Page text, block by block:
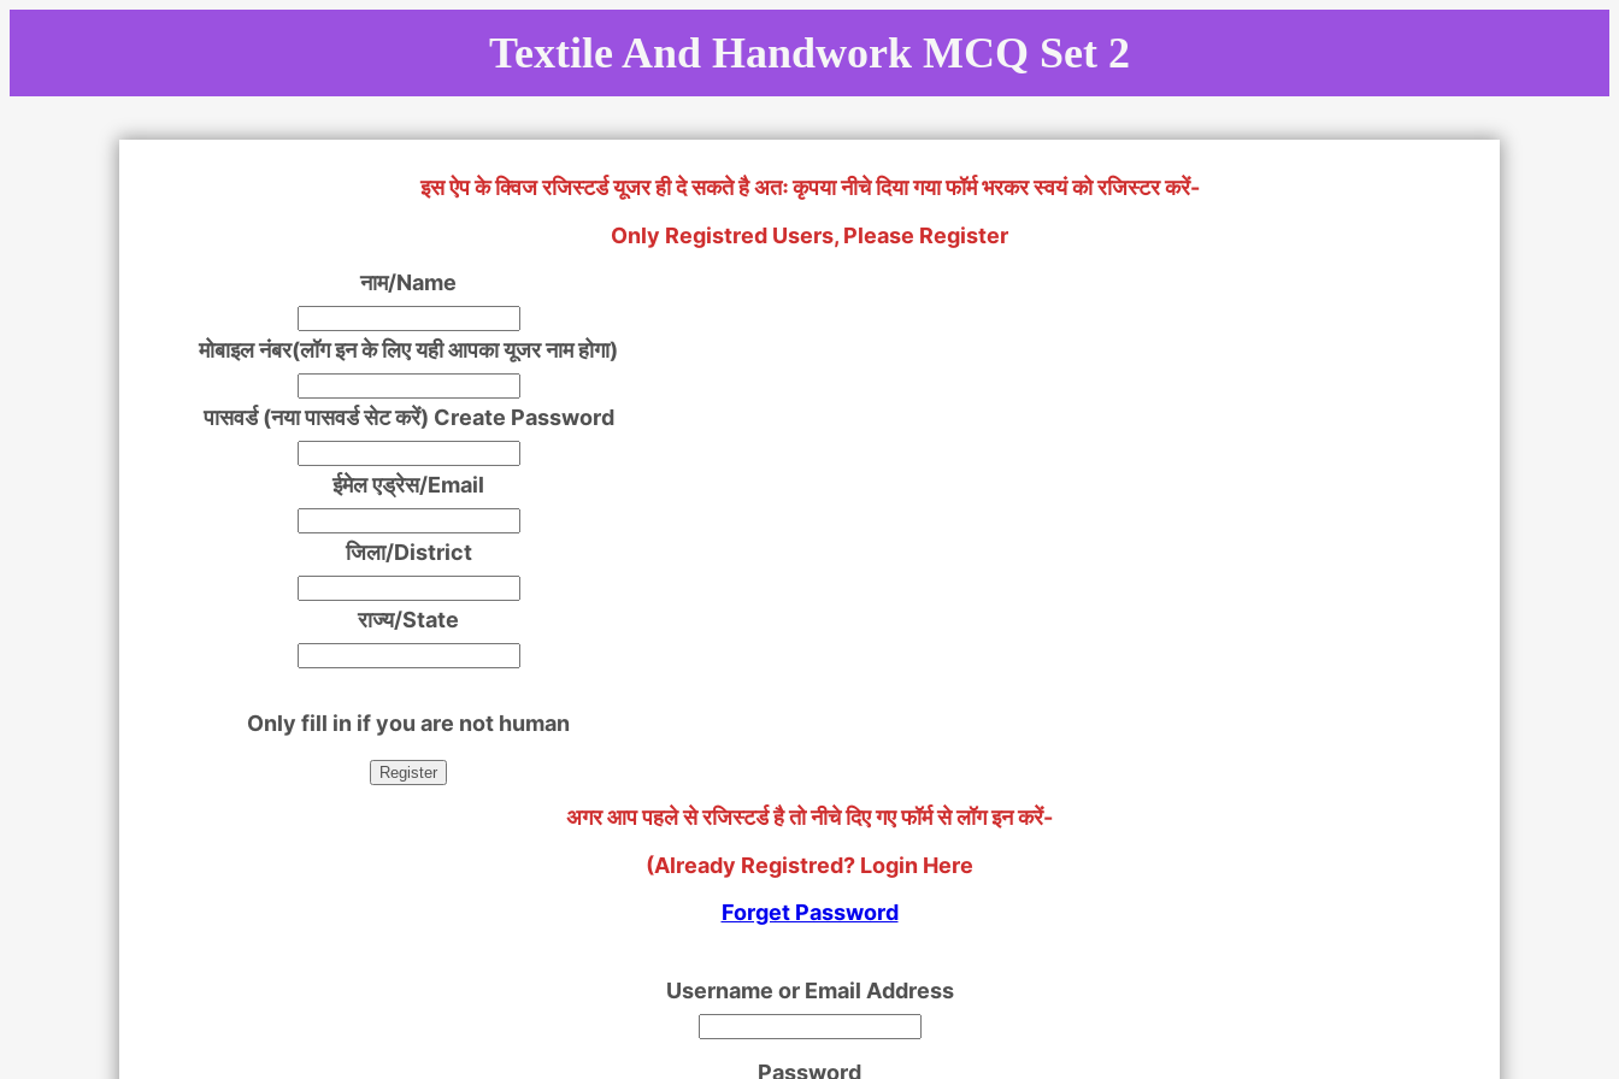
content
Textile And Handwork MCQ Set 2
इस ऐप के क्विज रजिस्टर्ड यूजर ही दे सकते है अतः कृपया नीचे दिया गया फॉर्म भरकर स्वयं को रजिस्टर करें-
Only Registred Users, Please Register
नाम/Name
मोबाइल नंबर(लॉग इन के लिए यही आपका यूजर नाम होगा)
पासवर्ड (नया पासवर्ड सेट करें) Create Password
ईमेल एड्रेस/Email
जिला/District
राज्य/State
Only fill in if you are not human
अगर आप पहले से रजिस्टर्ड है तो नीचे दिए गए फॉर्म से लॉग इन करें-
(Already Registred? Login Here
Forget Password
Username or Email Address
Password